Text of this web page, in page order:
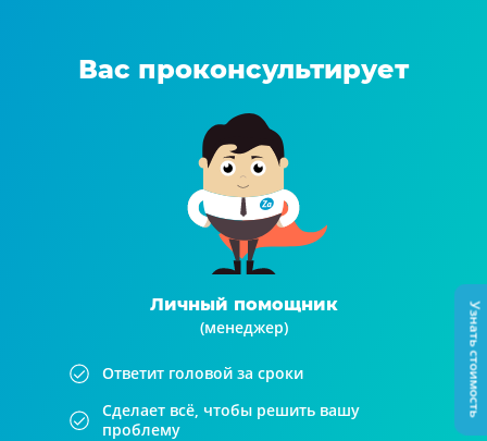
Вас проконсультирует
Личный помощник
(менеджер)
Ответит головой за сроки
Сделает всё, чтобы решить вашу
проблему
Узнать стоимость